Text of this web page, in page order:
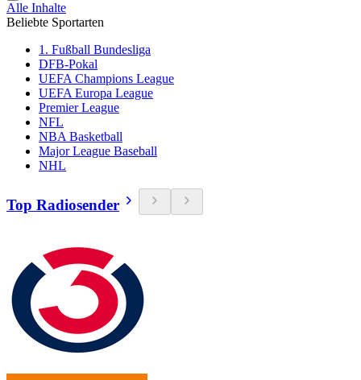
Alle Inhalte
Beliebte Sportarten
1. Fußball Bundesliga
DFB-Pokal
UEFA Champions League
UEFA Europa League
Premier League
NFL
NBA Basketball
Major League Baseball
NHL
Top Radiosender